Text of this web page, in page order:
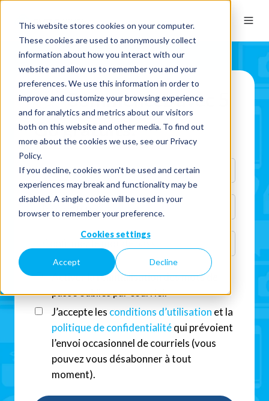
This website stores cookies on your computer.
These cookies are used to anonymously collect
information about how you interact with our
website and allow us to remember you and your
preferences. We use this information in order to
improve and customize your browsing experience
and for analytics and metrics about our visitors
both on this website and other media. To find out
more about the cookies we use, see our Privacy
Policy.
If you decline, cookies won't be used and certain
experiences may break and functionality may be
disabled. A single cookie will be used in your
browser to remember your preference.
Cookies settings
Accept Decline
Commencez avec 5
Go gratuits:
Activer la réinitialisation des mots de
passe oubliés par courriel.
J’accepte les conditions d’utilisation et la
politique de confidentialitéqui prévoient
l’envoi occasionnel de courriels (vous
pouvez vous désabonner à tout
moment).